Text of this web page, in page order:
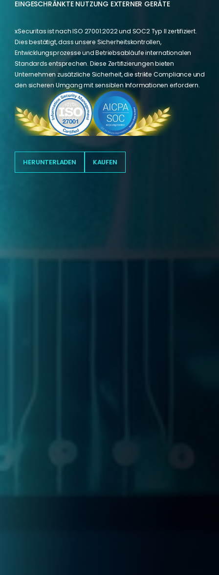
EINGESCHRÄNKTE NUTZUNG EXTERNER GERÄTE
xSecuritas ist nach ISO 27001:2022 und SOC2 Typ II zertifiziert.
Dies bestätigt, dass unsere Sicherheitskontrollen,
Entwicklungsprozesse und Betriebsabläufe internationalen
Standards entsprechen. Diese Zertifizierungen bieten
Unternehmen zusätzliche Sicherheit, die strikte Compliance und
den sicheren Umgang mit sensiblen Informationen erfordern.
HERUNTERLADEN KAUFEN